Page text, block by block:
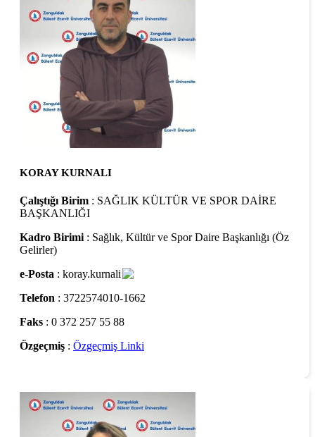
KORAY KURNALI
Çalıştığı Birim : SAĞLIK KÜLTÜR VE SPOR DAİRE
BAŞKANLIĞI
Kadro Birimi : Sağlık, Kültür ve Spor Daire Başkanlığı (Öz
Gelirler)
e-Posta : koray.kurnali
Telefon : 3722574010-1662
Faks : 0 372 257 55 88
Özgeçmiş : Özgeçmiş Linki